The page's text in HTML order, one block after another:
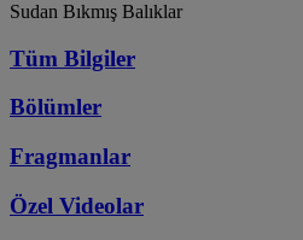
Sudan Bıkmış Balıklar
Tüm Bilgiler
Bölümler
Fragmanlar
Özel Videolar